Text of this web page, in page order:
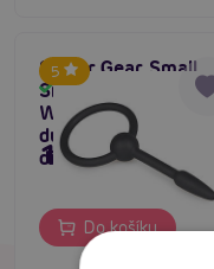
5
Sinner Gear Small
Silicone Penis Plug
With Pull Ring -
dutý silikonový
dilatátor
Skladem
195 Kč
Do košíku